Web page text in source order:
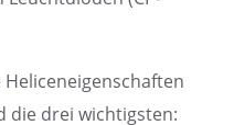
die drei wichtigs­ten: